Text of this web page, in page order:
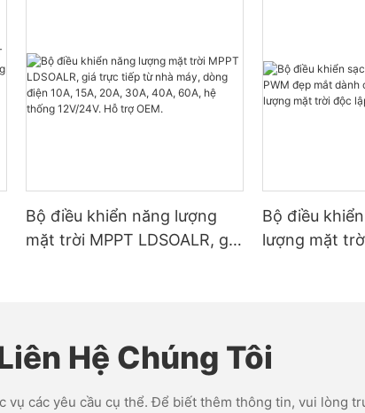
Bộ điều khiển năng lượng
mặt trời MPPT LDSOALR, giá
Bộ điều
lượng mặt
Hệ Chúng Tôi
các yêu cầu cụ thể. Để biết thêm thông tin, vui lòng